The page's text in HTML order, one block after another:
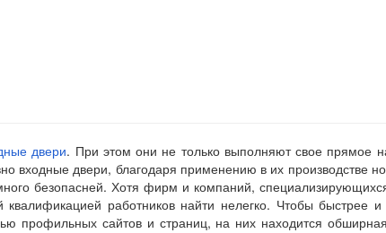
двери. При этом они не только выполняют свое прямое
входные двери, благодаря применению в их производстве
безопасней. Хотя фирм и компаний,
работников найти нелегко. Чтобы быстрее и
профильных сайтов и страниц, на них находится